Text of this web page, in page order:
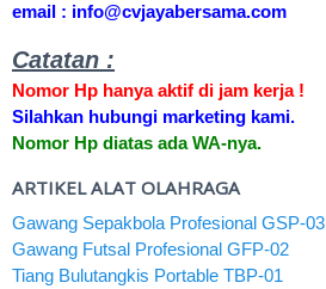
email : info@cvjayabersama.com
Catatan :
Nomor Hp hanya aktif di jam kerja !
Silahkan hubungi marketing kami.
Nomor Hp diatas ada WA-nya.
ARTIKEL ALAT OLAHRAGA
Gawang Sepakbola Profesional GSP-03
Gawang Futsal Profesional GFP-02
Tiang Bulutangkis Portable TBP-01